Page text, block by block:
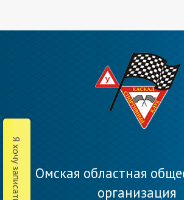
Я хочу записаться !
Омская областная
организация